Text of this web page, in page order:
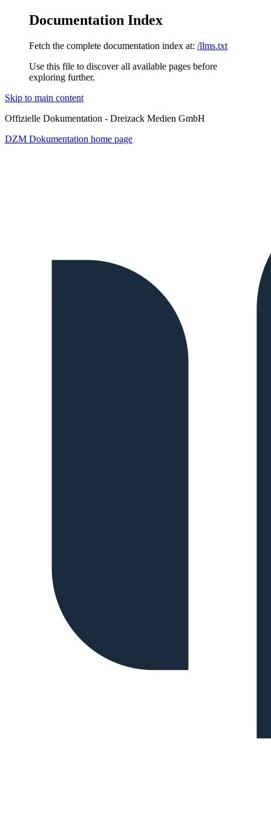
Documentation Index
Fetch the complete documentation index at: /llms.txt
Use this file to discover all available pages before
exploring further.
Skip to main content
Offizielle Dokumentation - Dreizack Medien GmbH
DZM Dokumentation home page